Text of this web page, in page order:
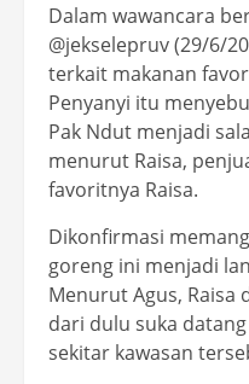
Dalam wawancara
@jekselepruv (29/6/
terkait makanan
Penyanyi itu
Pak Ndut menjadi
menurut Raisa,
favoritnya Raisa.
Dikonfirmasi
goreng ini menjadi
Menurut Agus, Raisa
dari dulu suka
sekitar kawasan